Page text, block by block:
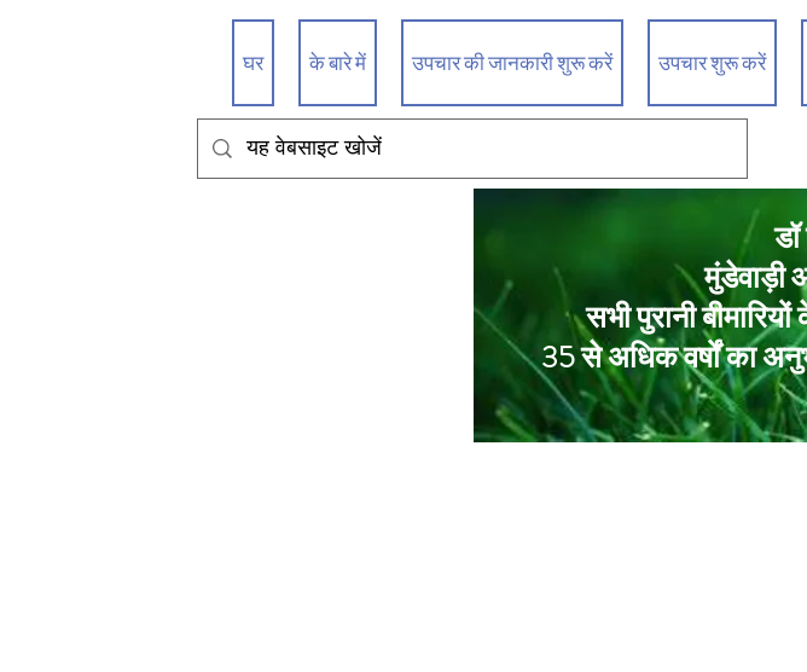
घर के बारे में उपचार की जानकारी शुरू करें उपचार शुरू करें
मुंडेवाड़ी
सभी पुरानी
35 से अधिक वर्षों का